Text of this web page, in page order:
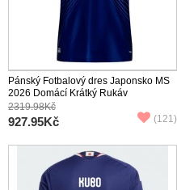
Pánský Fotbalový dres Japonsko MS
2026 Domácí Krátký Rukáv
2319.98Kč
927.95Kč (121)